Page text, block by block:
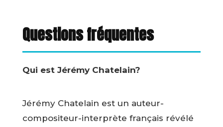
Questions fréquentes
Qui est Jérémy Chatelain?
Jérémy Chatelain est un auteur-
compositeur-interprète français révélé